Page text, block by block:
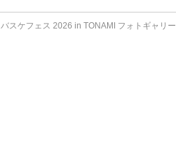
バスケフェス 2026 in TONAMI フォトギャリー